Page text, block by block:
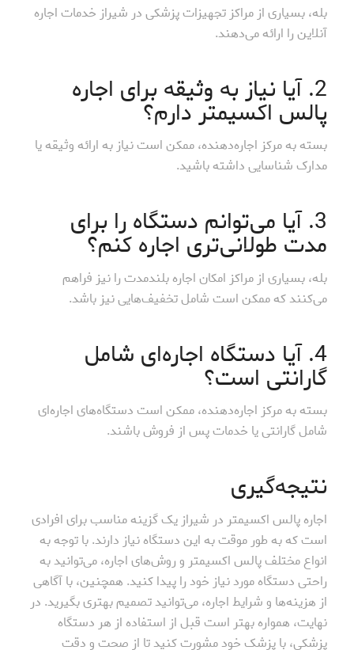
بله، بسیاری از مراکز تجهیزات پزشکی در شیراز خدمات اجاره
آنلاین را ارائه می‌دهند.
2. آیا نیاز به وثیقه برای اجاره
پالس اکسیمتر دارم؟
بسته به مرکز اجاره‌دهنده، ممکن است نیاز به ارائه وثیقه یا
مدارک شناسایی داشته باشید.
3. آیا می‌توانم دستگاه را برای
مدت طولانی‌تری اجاره کنم؟
بله، بسیاری از مراکز امکان اجاره بلندمدت را نیز فراهم
می‌کنند که ممکن است شامل تخفیف‌هایی نیز باشد.
4. آیا دستگاه اجاره‌ای شامل
گارانتی است؟
بسته به مرکز اجاره‌دهنده، ممکن است دستگاه‌های اجاره‌ای
شامل گارانتی یا خدمات پس از فروش باشند.
نتیجه‌گیری
اجاره پالس اکسیمتر در شیراز یک گزینه مناسب برای افرادی
است که به طور موقت به این دستگاه نیاز دارند. با توجه به
انواع مختلف پالس اکسیمتر و روش‌های اجاره، می‌توانید به
راحتی دستگاه مورد نیاز خود را پیدا کنید. همچنین، با آگاهی
از هزینه‌ها و شرایط اجاره، می‌توانید تصمیم بهتری بگیرید. در
نهایت، همواره بهتر است قبل از استفاده از هر دستگاه
پزشکی، با پزشک خود مشورت کنید تا از صحت و دقت